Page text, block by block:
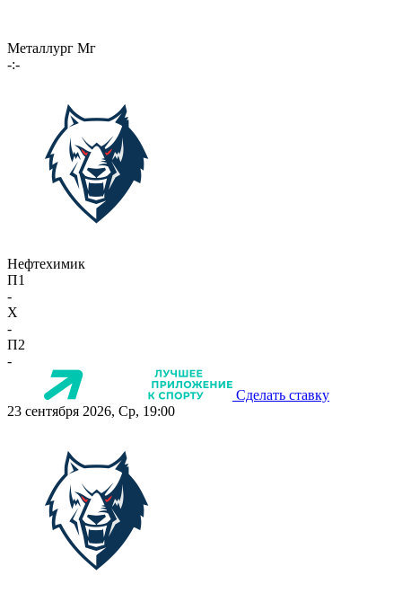
Металлург Мг
-:-
Нефтехимик
П1
-
X
-
П2
-
Сделать ставку
23 сентября 2026, Ср, 19:00